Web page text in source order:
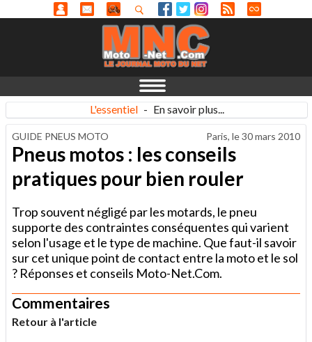
L'essentiel - En savoir plus...
GUIDE PNEUS MOTO Paris, le30 mars 2010
Pneus motos : les conseils
pratiques pour bien rouler
Trop souvent négligé par les motards, le pneu
supporte des contraintes conséquentes qui varient
selon l'usage et le type de machine. Que faut-il savoir
sur cet unique point de contact entre la moto et le sol
? Réponses et conseils Moto-Net.Com.
Commentaires
Retour à l'article